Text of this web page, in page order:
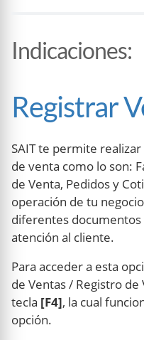
Indicaciones:
Registrar
SAIT te permite
de venta como lo son:
de Venta, Pedidos y
operación de tu
diferentes
atención al cliente.
Para acceder a esta
de Ventas / Registro
tecla [F4], la cual
opción.